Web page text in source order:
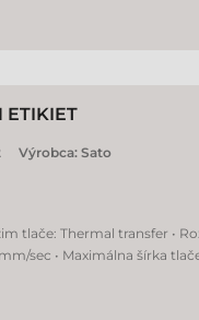
ETIKIET
Výrobca: Sato
tlače: Thermal transfer •
sec • Maximálna šírka